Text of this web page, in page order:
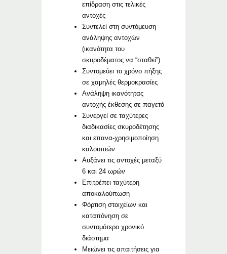
επίδραση στις τελικές
αντοχές
Συντελεί στη συντόμευση
ανάληψης αντοχών
(ικανότητα του
σκυροδέματος να “σταθεί”)
Συντομεύει το χρόνο πήξης
σε χαμηλές θερμοκρασίες
Ανάληψη ικανότητας
αντοχής έκθεσης σε παγετό
Συνεργεί σε ταχύτερες
διαδικασίες σκυροδέτησης
και επανα-χρησιμοποίηση
καλουπιών
Αυξάνει τις αντοχές μεταξύ
6 και 24 ωρών
Επιτρέπει ταχύτερη
αποκαλούπωση
Φόρτιση στοιχείων και
καταπόνηση σε
συντομότερο χρονικό
διάστημα
Μειώνει τις απαιτήσεις για